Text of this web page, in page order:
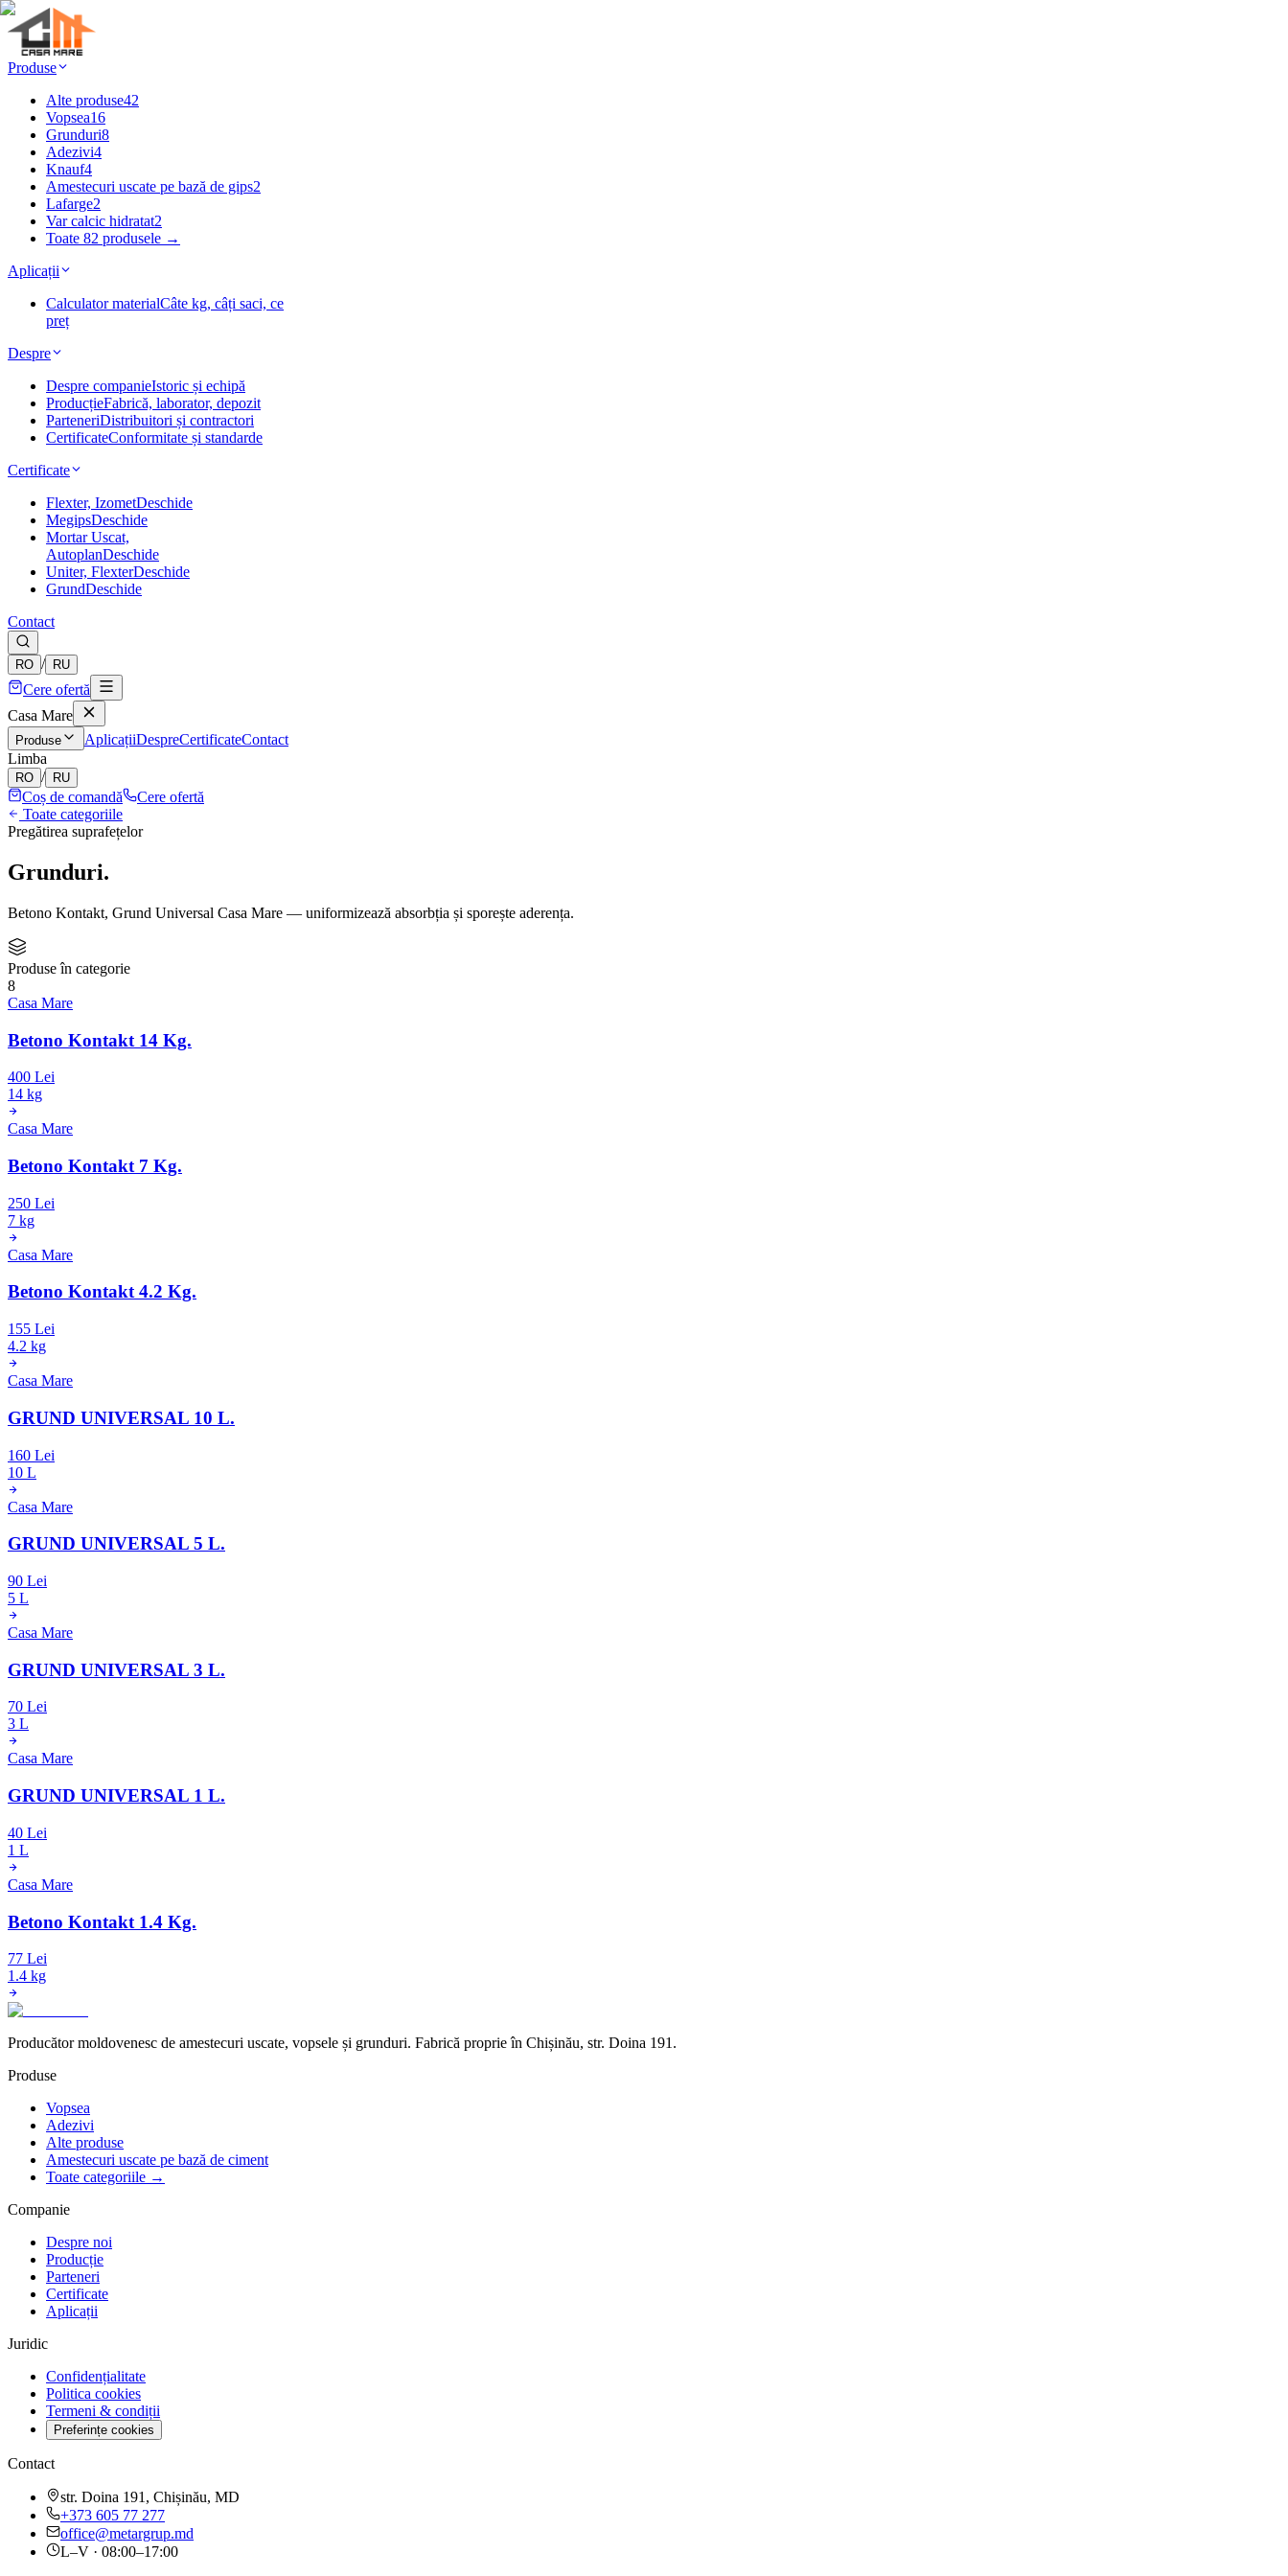
Produse
Alte produse42
Vopsea16
Grunduri8
Adezivi4
Knauf4
Amestecuri uscate pe bază de gips2
Lafarge2
Var calcic hidratat2
Toate 82 produsele →
Aplicații
Calculator materialCâte kg, câți saci, ce
preț
Despre
Despre companieIstoric și echipă
ProducțieFabrică, laborator, depozit
ParteneriDistribuitori și contractori
CertificateConformitate și standarde
Certificate
Flexter, IzometDeschide
MegipsDeschide
Mortar Uscat,
AutoplanDeschide
Uniter, FlexterDeschide
GrundDeschide
Contact
RO / RU
Cere ofertă
Casa Mare
Produse AplicațiiDespreCertificateContact
Limba
RO / RU
Coș de comandă
Cere ofertă
Toate categoriile
Pregătirea suprafețelor
Grunduri.
Betono Kontakt, Grund Universal Casa Mare — uniformizează absorbția și sporește aderența.
Produse în categorie
8
Casa Mare
Betono Kontakt 14 Kg.
400 Lei
14 kg
Casa Mare
Betono Kontakt 7 Kg.
250 Lei
7 kg
Casa Mare
Betono Kontakt 4.2 Kg.
155 Lei
4.2 kg
Casa Mare
GRUND UNIVERSAL 10 L.
160 Lei
10 L
Casa Mare
GRUND UNIVERSAL 5 L.
90 Lei
5 L
Casa Mare
GRUND UNIVERSAL 3 L.
70 Lei
3 L
Casa Mare
GRUND UNIVERSAL 1 L.
40 Lei
1 L
Casa Mare
Betono Kontakt 1.4 Kg.
77 Lei
1.4 kg
Producător moldovenesc de amestecuri uscate, vopsele și grunduri. Fabrică proprie în Chișinău, str. Doina 191.
Produse
Vopsea
Adezivi
Alte produse
Amestecuri uscate pe bază de ciment
Toate categoriile →
Companie
Despre noi
Producție
Parteneri
Certificate
Aplicații
Juridic
Confidențialitate
Politica cookies
Termeni & condiții
Preferințe cookies
Contact
str. Doina 191, Chișinău, MD
+373 605 77 277
office@metargrup.md
L–V · 08:00–17:00